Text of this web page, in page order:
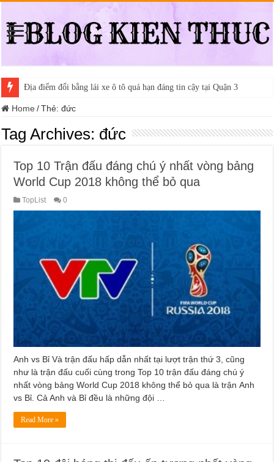
Địa điểm đổi bằng lái xe ô tô quá hạn đáng tin cậy tại Quận 3
Home / Thẻ:đức
Tag Archives: đức
Top 10 Trận đấu đáng chú ý nhất vòng bảng
World Cup 2018 không thể bỏ qua
TopList 0
Anh vs Bỉ Và trận đấu hấp dẫn nhất tại lượt trận thứ 3, cũng
như là trận đấu cuối cùng trong Top 10 trận đấu đáng chú ý
nhất vòng bảng World Cup 2018 không thể bỏ qua là trận Anh
vs Bỉ. Cả Anh và Bỉ đều là những đội …
Read More »